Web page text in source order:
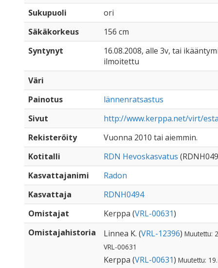
Sukupuoli
ori
Säkäkorkeus
156 cm
Syntynyt
16.08.2008, alle 3v, tai
ilmoitettu
Väri
Painotus
lännenratsastus
Sivut
http://www.kerppa.net/virt/
Rekisteröity
Vuonna 2010 tai aiemmin.
Kotitalli
RDN Hevoskasvatus
Kasvattajanimi
Radon
Kasvattaja
RDNH0494
Omistajat
Kerppa (VRL-00631)
Omistajahistoria
Linnea K. (VRL-12396) Muutettu:
VRL-00631
Kerppa (VRL-00631) Muutettu: